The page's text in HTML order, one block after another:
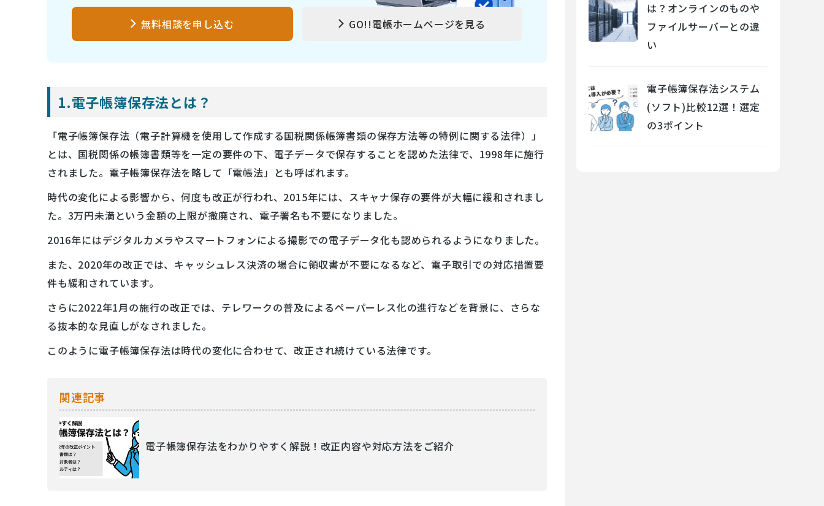
無料相談を申し込む GO!!電帳ホームページを見る
1.電子帳簿保存法とは？
「電子帳簿保存法（電子計算機を使用して作成する国税関係帳簿書類の保存方法等の特例に関する法律）」
とは、国税関係の帳簿書類等を一定の要件の下、電子データで保存することを認めた法律で、1998年に施行
されました。電子帳簿保存法を略して「電帳法」とも呼ばれます。
時代の変化による影響から、何度も改正が行われ、2015年には、スキャナ保存の要件が大幅に緩和されまし
た。3万円未満という金額の上限が撤廃され、電子署名も不要になりました。
2016年にはデジタルカメラやスマートフォンによる撮影での電子データ化も認められるようになりました。
また、2020年の改正では、キャッシュレス決済の場合に領収書が不要になるなど、電子取引での対応措置要
件も緩和されています。
さらに2022年1月の施行の改正では、テレワークの普及によるペーパーレス化の進行などを背景に、さらな
る抜本的な見直しがなされました。
このように電子帳簿保存法は時代の変化に合わせて、改正され続けている法律です。
関連記事
電子帳簿保存法をわかりやすく解説！改正内容や対応方法をご紹介
は？オンラインのものや
ファイルサーバーとの違
い
電子帳簿保存法システム
(ソフト)比較12選！選定
の3ポイント